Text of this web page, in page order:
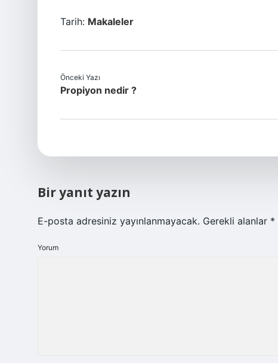
Tarih: Makaleler
Önceki Yazı
Propiyon nedir ?
Bir yanıt yazın
E-posta adresiniz yayınlanmayacak. Gerekli alanlar *
Yorum